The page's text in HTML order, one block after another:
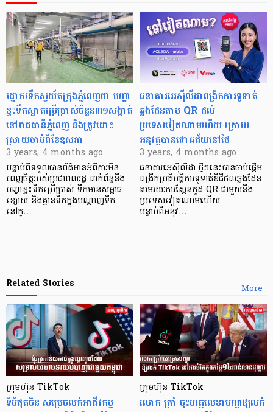
រដ្ឋាករទឹកស្វយ័តក្រុងភ្នំពេញថា បញ្ហា
ខ្វះទឹកស្អាតប្រើប្រាស់ចំនួន៣១សង្កាត់
នៅរាជធានីភ្នំពេញ នឹងត្រូវដោះ
ស្រាយចាប់ពីខែឧសភា
3 years, 4 months ago
បន្ទាប់ពីទទួលបានព័ត៌មានអំពីការមិន
ពេញចិត្តរបស់ប្រជាពលរដ្ឋ ពាក់ព័ន្ធនឹង
បញ្ហាខ្វះទឹកប្រើប្រាស់ ទឹកមានសម្ពាធ
ខ្សោយ និងគ្មានទឹកក្នុងបណ្តាញទឹក
នៅក្…
ធនាគារអេស៊ីលីដាពង្រីកការទូទាត់
ឆ្លងដែនតាម QR ដល់
ប្រទេសវៀតណាមហើយ ក្រោយ
អនុវត្តបានជោគជ័យនៅថៃ
3 years, 4 months ago
ធនាគារអេស៊ីលីដា ថ្មីៗនេះបានចាប់ផ្ដើម
ពង្រីកប្រតិបត្តិការទូទាត់ឌីជីថលឆ្លងដែន
តាមរយៈការស្កែនកូដ QR ជាមួយនឹង
ប្រទេសវៀតណាមហើយ
បន្ទាប់ពីអនុវ…
More
Related Stories
ក្រុមហ៊ុន TikTok
ទីបំផុតចិន សម្រេចលក់អាជីវកម្ម
ក្រុមហ៊ុន TikTok
លោក ត្រាំ ចុះហត្ថលេខាបញ្ជាឱ្យលក់